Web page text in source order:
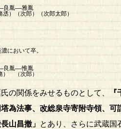
――雅胤
郎）（次郎太郎）
において卒。
――惟胤
次郎）
の関係をみせるものとして、
為法事、改総泉寺寄附寺領、可
山昌撤」 とあり、さらに武蔵国